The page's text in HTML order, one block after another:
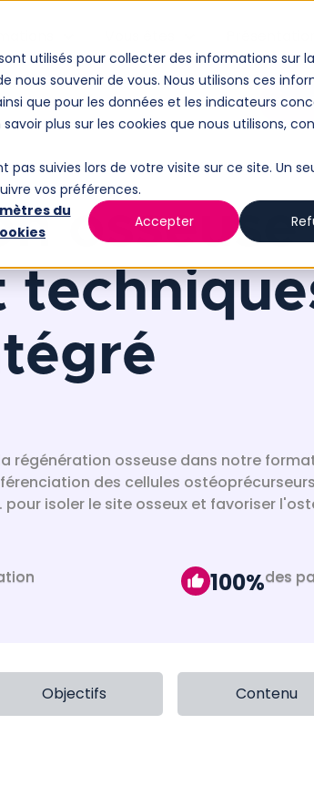
utilisés pour collecter des informations sur
souvenir de vous. Nous utilisons ces
que pour les données et les indicateurs
plus sur les cookies que nous utilisons,
suivies lors de votre visite sur ce site. Un
vos préférences.
du
Accepter
osseuse
régénération osseuse dans notre
des cellules
isoler le site osseux et favoriser
100%des
Objectifs Contenu